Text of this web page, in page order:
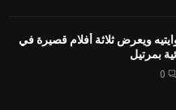
ويعرض ثلاثة أفلام قصيرة في
بمرتيل
0